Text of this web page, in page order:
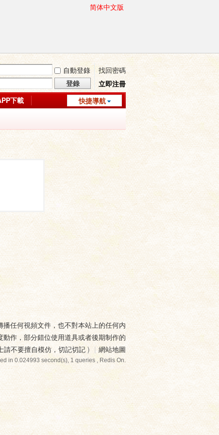
简体中文版
自動登錄
找回密碼
登錄
立即注冊
快捷導航
下載
任何視頻文件，也不對本站上的任何内
作，部分錯位使用道具或者後期制作的
請不要擅自模仿，切記切記 ) | 網站地圖
in 0.024993 second(s), 1 queries , Redis On.